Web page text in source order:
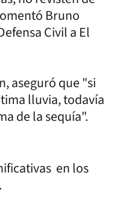
Bruno
Civil a El
aseguró que "si
lluvia, todavía
de la sequía".
en los